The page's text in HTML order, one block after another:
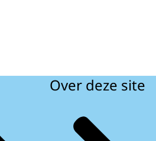
Over deze site